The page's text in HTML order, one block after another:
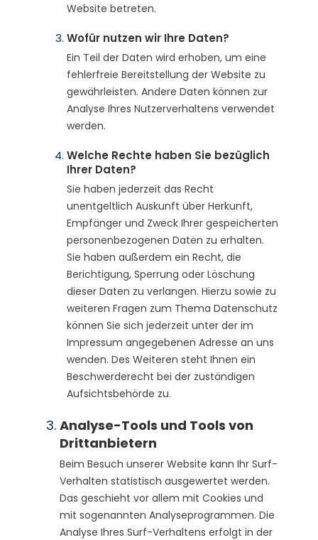
Website betreten.
Wofür nutzen wir Ihre Daten?
Ein Teil der Daten wird erhoben, um eine
fehlerfreie Bereitstellung der Website zu
gewährleisten. Andere Daten können zur
Analyse Ihres Nutzerverhaltens verwendet
werden.
Welche Rechte haben Sie bezüglich
Ihrer Daten?
Sie haben jederzeit das Recht
unentgeltlich Auskunft über Herkunft,
Empfänger und Zweck Ihrer gespeicherten
personenbezogenen Daten zu erhalten.
Sie haben außerdem ein Recht, die
Berichtigung, Sperrung oder Löschung
dieser Daten zu verlangen. Hierzu sowie zu
weiteren Fragen zum Thema Datenschutz
können Sie sich jederzeit unter der im
Impressum angegebenen Adresse an uns
wenden. Des Weiteren steht Ihnen ein
Beschwerderecht bei der zuständigen
Aufsichtsbehörde zu.
Analyse-Tools und Tools von
Drittanbietern
Beim Besuch unserer Website kann Ihr Surf-
Verhalten statistisch ausgewertet werden.
Das geschieht vor allem mit Cookies und
mit sogenannten Analyseprogrammen. Die
Analyse Ihres Surf-Verhaltens erfolgt in der